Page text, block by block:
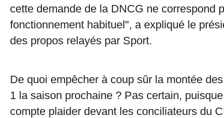
cette demande de la DNCG ne correspond
fonctionnement habituel", a expliqué le
des propos relayés par Sport.
De quoi empêcher à coup sûr la montée
1 la saison prochaine ? Pas certain,
compte plaider devant les conciliateurs du